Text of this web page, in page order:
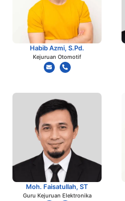
Habib Azmi, S.Pd.
Kejuruan Otomotif
Moh. Faisatullah, ST
Guru Kejuruan Elektronika